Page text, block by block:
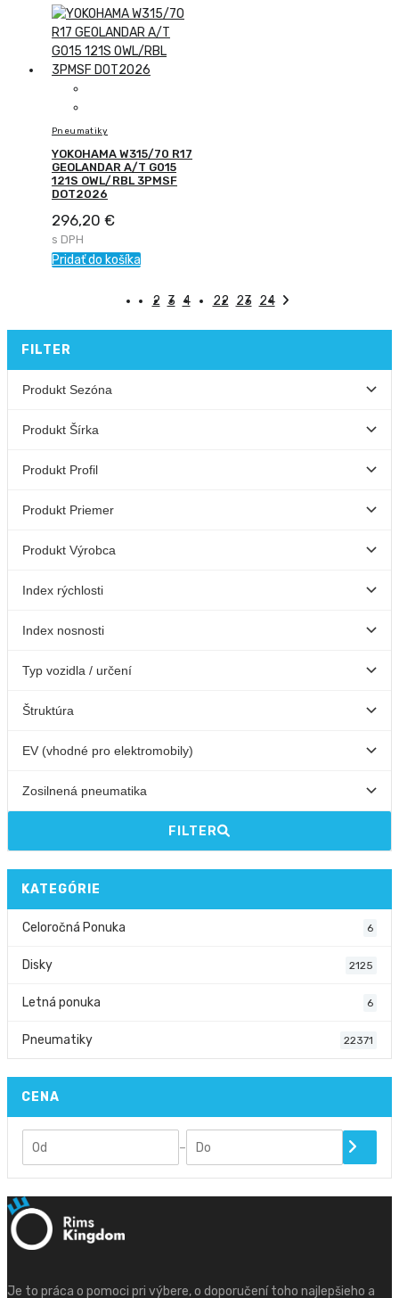
Pneumatiky
YOKOHAMA W315/70 R17
GEOLANDAR A/T G015
121S OWL/RBL 3PMSF
DOT2026
296,20 €
s DPH
Pridať do košíka
1 2 3 4 … 22 23 24
FILTER
FILTER
KATEGÓRIE
Celoročná Ponuka 6
Disky 2125
Letná ponuka 6
Pneumatiky 22371
CENA
–
Je to práca o pomoci pri výbere, o doporučení toho najlepšieho a